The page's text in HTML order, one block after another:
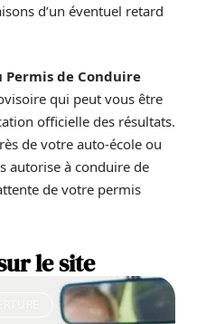
d’un éventuel retard
Permis de Conduire
qui peut vous être
officielle des résultats.
de votre auto-école ou
autorise à conduire de
de votre permis
le site